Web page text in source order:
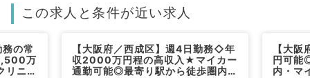
この求人と条件が近い求人
の常
万
リニッ
【大阪府／西成区】週4日勤務◇年
収2000万円程の高収入★マイカー
通勤可能◎最寄り駅から徒歩圏内♪
【大
円可能
内・マ